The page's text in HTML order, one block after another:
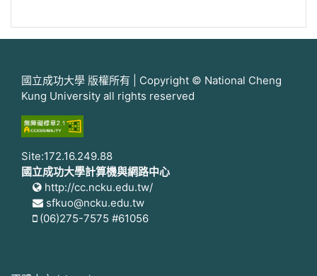
國立成功大學 版權所有 | Copyright © National Cheng
Kung University all rights reserved
Site:172.16.249.88
國立成功大學計算機與網路中心
http://cc.ncku.edu.tw/
sfkuo@ncku.edu.tw
(06)275-7575 #61056